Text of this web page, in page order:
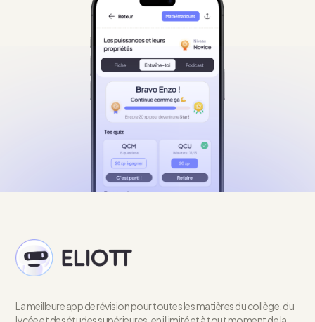
La meilleure app de révision pour toutes les matières du collège, du